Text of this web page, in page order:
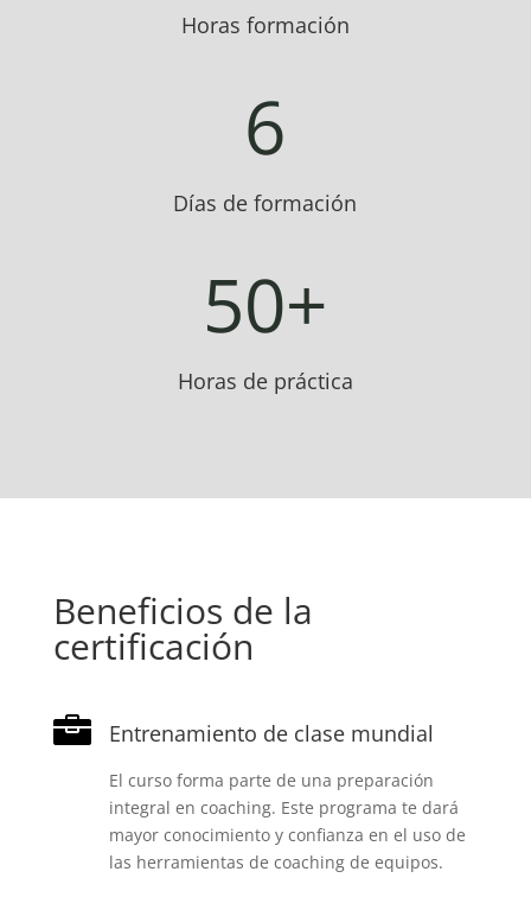
Horas formación
6
Días de formación
50+
Horas de práctica
Beneficios de la
certificación
 Entrenamiento de clase mundial
El curso forma parte de una preparación
integral en coaching. Este programa te dará
mayor conocimiento y confianza en el uso de
las herramientas de coaching de equipos.